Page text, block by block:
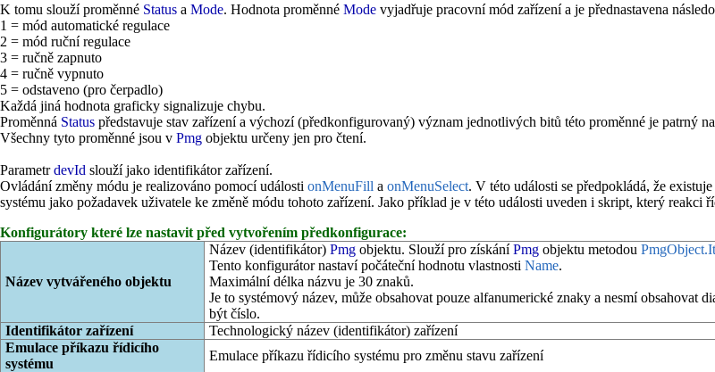
K tomu slouží proměnné Status a Mode. Hodnota proměnné Mode vyjadřuje pracovní mód zařízení a je přednastavena
1 = mód automatické regulace
2 = mód ruční regulace
3 = ručně zapnuto
4 = ručně vypnuto
5 = odstaveno (pro čerpadlo)
Každá jiná hodnota graficky signalizuje chybu.
Proměnná Status představuje stav zařízení a výchozí (předkonfigurovaný) význam jednotlivých bitů této proměnné je patrný
Všechny tyto proměnné jsou v Pmg objektu určeny jen pro čtení.
ParametrdevId slouží jako identifikátor zařízení.
Ovládání změny módu je realizováno pomocí události onMenuFill a onMenuSelect. V této události se předpokládá, že existuje
systému jako požadavek uživatele ke změně módu tohoto zařízení. Jako příklad je v této události uveden i skript, který reakci
Konfigurátory které lze nastavit před vytvořením předkonfigurace:
Název vytvářeného objektu
Název (identifikátor) Pmgobjektu. Slouží pro získáníPmgobjektu metodou
Tento konfigurátor nastaví počáteční hodnotu vlastnosti Name.
Maximální délka názvu je 30 znaků.
Je to systémový název, může obsahovat pouze alfanumerické znaky a nesmí
být číslo.
Identifikátor zařízení
Technologický název (identifikátor) zařízení
Emulace příkazu řídicího
systému
Emulace příkazu řídicího systému pro změnu stavu zařízení